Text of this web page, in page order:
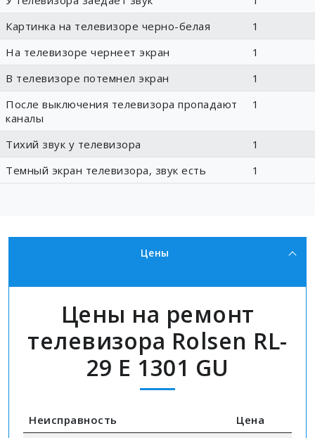
Картинка на телевизоре черно-белая
1
На телевизоре чернеет экран
1
В телевизоре потемнел экран
1
После выключения телевизора пропадают
каналы
1
Тихий звук у телевизора
1
Темный экран телевизора, звук есть
1
Цены
Цены на ремонт
телевизора Rolsen RL-
29 E 1301 GU
Неисправность
Цена